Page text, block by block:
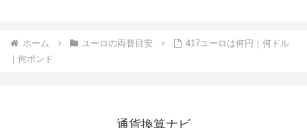
ホーム ユーロの両替目安
417ユーロは何円｜何ドル
｜何ポンド
通貨換算ナビ